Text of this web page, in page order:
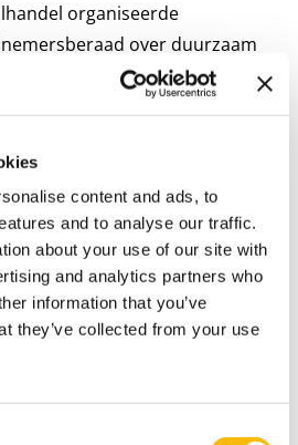
content and ads, to
and to analyse our traffic.
about your use of our site with
and analytics partners who
information that you’ve
they’ve collected from your use
organiseerde
over duurzaam
als ABP en PFZW peilen
van hun achterban.
mensen belangrijk vinden.”
effectievere samenwerking
brede welvaart
van vandaag vragen
en samenwerking buiten de
hun leerstoelen bouwen
aan precies dat fundament –